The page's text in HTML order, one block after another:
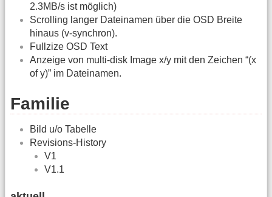
2.3MB/s ist möglich)
Scrolling langer Dateinamen über die OSD Breite
hinaus (v-synchron).
Fullzize OSD Text
Anzeige von multi-disk Image x/y mit den Zeichen “(x
of y)” im Dateinamen.
Familie
Bild u/o Tabelle
Revisions-History
V1
V1.1